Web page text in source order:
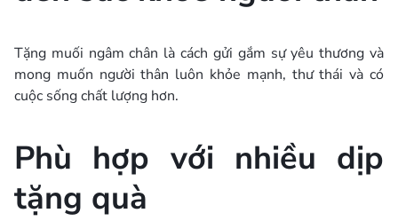
Tặng muối ngâm chân là cách gửi gắm sự yêu thương và
mong muốn người thân luôn khỏe mạnh, thư thái và có
cuộc sống chất lượng hơn.
Phù hợp với nhiều dịp
tặng quà